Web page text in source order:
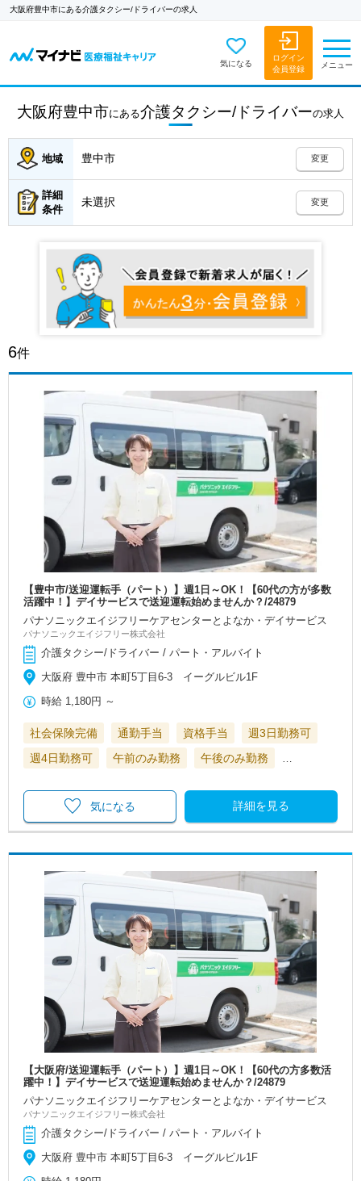
大阪府豊中市にある介護タクシー/ドライバーの求人
気になる
ログイン
会員登録
メニュー
大阪府豊中市にある介護タクシー/ドライバーの求人
地域 豊中市 変更
詳細
条件
未選択 変更
6件
【豊中市/送迎運転手（パート）】週1日～OK！【60代の方が多数
活躍中！】デイサービスで送迎運転始めませんか？/24879
パナソニックエイジフリーケアセンターとよなか・デイサービス
パナソニックエイジフリー株式会社
介護タクシー/ドライバー / パート・アルバイト
大阪府 豊中市 本町5丁目6-3 イーグルビル1F
時給 1,180円 ～
社会保険完備 通勤手当 資格手当
週3日勤務可
週4日勤務可
午前のみ勤務 午後のみ勤務
詳細を見る
気になる
【大阪府/送迎運転手（パート）】週1日～OK！【60代の方多数活
躍中！】デイサービスで送迎運転始めませんか？/24879
パナソニックエイジフリーケアセンターとよなか・デイサービス
パナソニックエイジフリー株式会社
介護タクシー/ドライバー / パート・アルバイト
大阪府 豊中市 本町5丁目6-3 イーグルビル1F